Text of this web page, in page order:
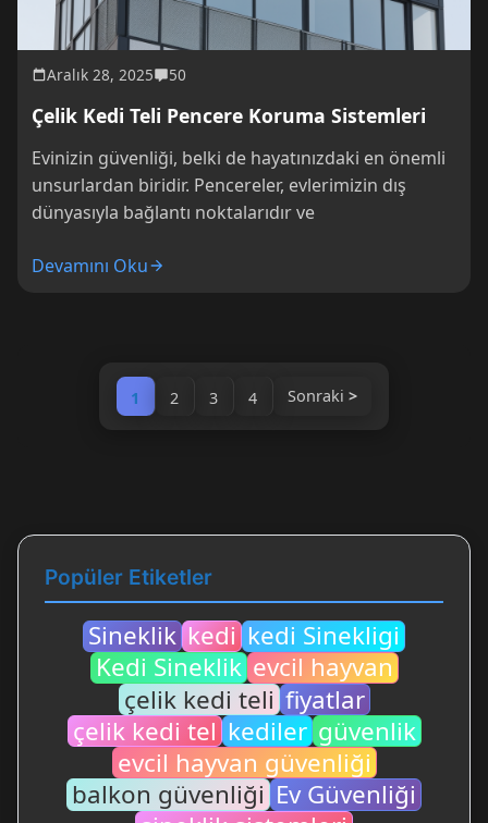
Aralık 28, 2025 50
Çelik Kedi Teli Pencere Koruma Sistemleri
Evinizin güvenliği, belki de hayatınızdaki en önemli
unsurlardan biridir. Pencereler, evlerimizin dış
dünyasıyla bağlantı noktalarıdır ve
Devamını Oku
1 2 3 4 Sonraki
Popüler Etiketler
Sineklik kedi kedi Sinekligi
Kedi Sineklik evcil hayvan
çelik kedi teli fiyatlar
çelik kedi tel kediler güvenlik
evcil hayvan güvenliği
balkon güvenliği Ev Güvenliği